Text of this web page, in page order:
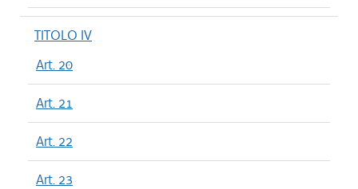
TITOLO IV
Art. 20
Art. 21
Art. 22
Art. 23